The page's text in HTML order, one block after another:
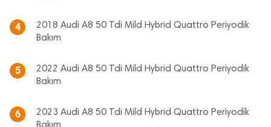
4
2018 Audi A8 50 Tdi Mild Hybrid Quattro Periyodik
Bakım
5
2022 Audi A8 50 Tdi Mild Hybrid Quattro Periyodik
Bakım
6
2023 Audi A8 50 Tdi Mild Hybrid Quattro Periyodik